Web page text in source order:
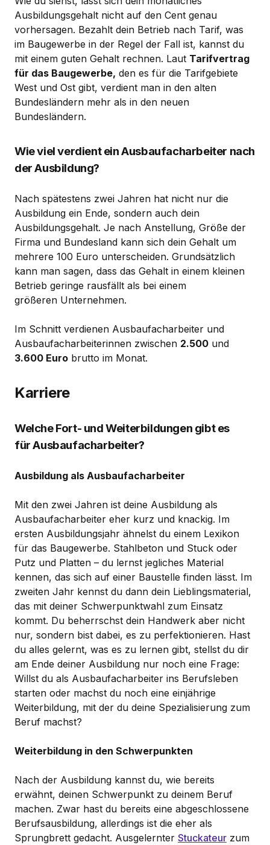
Ausbildungsgehalt nicht auf den Cent genau
vorhersagen. Bezahlt dein Betrieb nach Tarif, was
im Baugewerbe in der Regel der Fall ist, kannst du
mit einem guten Gehalt rechnen. Laut Tarifvertrag
für das Baugewerbe, den es für die Tarifgebiete
West und Ost gibt, verdient man in den alten
Bundesländern mehr als in den neuen
Bundesländern.
Wie viel verdient ein Ausbaufacharbeiter nach
der Ausbildung?
Nach spätestens zwei Jahren hat nicht nur die
Ausbildung ein Ende, sondern auch dein
Ausbildungsgehalt. Je nach Anstellung, Größe der
Firma und Bundesland kann sich dein Gehalt um
mehrere 100 Euro unterscheiden. Grundsätzlich
kann man sagen, dass das Gehalt in einem kleinen
Betrieb geringe rausfällt als bei einem
größeren Unternehmen.
Im Schnitt verdienen Ausbaufacharbeiter und
Ausbaufacharbeiterinnen zwischen 2.500 und
3.600 Euro brutto im Monat.
Karriere
Welche Fort- und Weiterbildungen gibt es
für Ausbaufacharbeiter?
Ausbildung als Ausbaufacharbeiter
Mit den zwei Jahren ist deine Ausbildung als
Ausbaufacharbeiter eher kurz und knackig. Im
ersten Ausbildungsjahr ähnelst du einem Lexikon
für das Baugewerbe. Stahlbeton und Stuck oder
Putz und Platten – du lernst jegliches Material
kennen, das sich auf einer Baustelle finden lässt. Im
zweiten Jahr kennst du dann dein Lieblingsmaterial,
das mit deiner Schwerpunktwahl zum Einsatz
kommt. Du beherrschst dein Handwerk aber nicht
nur, sondern bist dabei, es zu perfektionieren. Hast
du alles gelernt, was es zu lernen gibt, stellst du dir
am Ende deiner Ausbildung nur noch eine Frage:
Willst du als Ausbaufacharbeiter ins Berufsleben
starten oder machst du noch eine einjährige
Weiterbildung, mit der du deine Spezialisierung zum
Beruf machst?
Weiterbildung in den Schwerpunkten
Nach der Ausbildung kannst du, wie bereits
erwähnt, deinen Schwerpunkt zu deinem Beruf
machen. Zwar hast du bereits eine abgeschlossene
Berufsausbildung, allerdings ist die eher als
Sprungbrett gedacht. Ausgelernter Stuckateur zum